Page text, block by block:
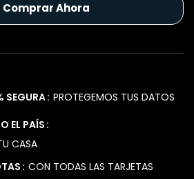
Comprar Ahora
SEGURA PROTEGEMOS TUS DATOS
EL PAÍS
CASA
CON TODAS LAS TARJETAS